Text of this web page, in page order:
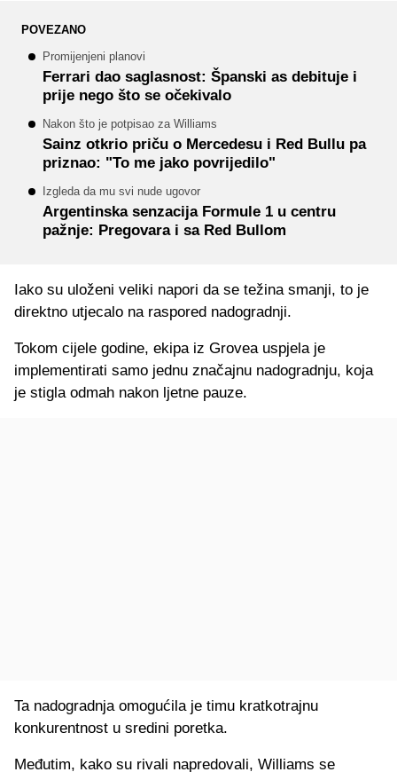
POVEZANO
Promijenjeni planovi
Ferrari dao saglasnost: Španski as debituje i
prije nego što se očekivalo
Nakon što je potpisao za Williams
Sainz otkrio priču o Mercedesu i Red Bullu pa
priznao: "To me jako povrijedilo"
Izgleda da mu svi nude ugovor
Argentinska senzacija Formule 1 u centru
pažnje: Pregovara i sa Red Bullom
Iako su uloženi veliki napori da se težina smanji, to je
direktno utjecalo na raspored nadogradnji.
Tokom cijele godine, ekipa iz Grovea uspjela je
implementirati samo jednu značajnu nadogradnju, koja
je stigla odmah nakon ljetne pauze.
Ta nadogradnja omogućila je timu kratkotrajnu
konkurentnost u sredini poretka.
Međutim, kako su rivali napredovali, Williams se